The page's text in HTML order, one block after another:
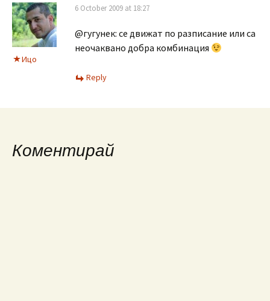
Ицо
6 October 2009 at 18:27
@гугунек: се движат по разписание или са
неочаквано добра комбинация
Reply
Коментирай